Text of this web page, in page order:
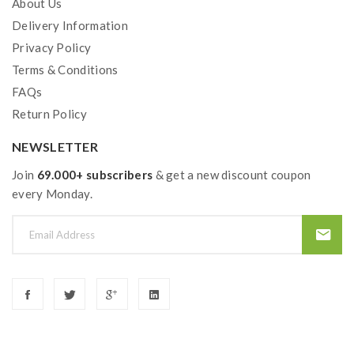
ist eine Lebensstilwahl für diejenigen, die Qualität,
Komfort und herausragende Leistung schätzen.
Machen Sie heute den Wechsel und verbessern Sie Ihr
Dampferlebnis mit
Geschmacksprofil
Herstellungsland
China
Produkt
Inhalt
Typ
About Us
Delivery Information
Privacy Policy
Terms & Conditions
FAQs
Return Policy
NEWSLETTER
Join 69.000+ subscribers & get a new discount coupon
every Monday.